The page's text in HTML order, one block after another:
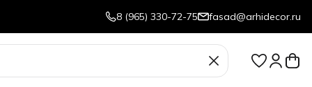
8 (965) 330-72-75 fasad@arhidecor.ru